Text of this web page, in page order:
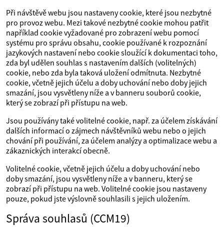
Při návštěvě webu jsou nastaveny cookie, které jsou nezbytné
pro provoz webu. Mezi takové nezbytné cookie mohou patřit
například cookie vyžadované pro zobrazení webu pomocí
systému pro správu obsahu, cookie používané k rozpoznání
jazykových nastavení nebo cookie sloužící k dokumentaci toho,
zda byl udělen souhlas s nastavením dalších (volitelných)
cookie, nebo zda byla taková uložení odmítnuta. Nezbytné
cookie, včetně jejich účelu a doby uchování nebo doby jejich
smazání, jsou vysvětleny níže a v banneru souborů cookie,
který se zobrazí při přístupu na web.
Jsou používány také volitelné cookie, např. za účelem získávání
dalších informací o zájmech návštěvníků webu nebo o jejich
chování při používání, za účelem analýzy a optimalizace webu a
zákaznických interakcí obecně.
Volitelné cookie, včetně jejich účelu a doby uchování nebo
doby smazání, jsou vysvětleny níže a v banneru, který se
zobrazí při přístupu na web. Volitelné cookie jsou nastaveny
pouze, pokud jste výslovně souhlasili s jejich uložením.
Správa souhlasů (CCM19)